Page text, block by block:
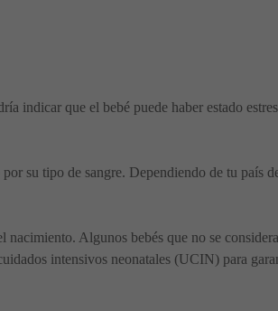
indicar que el bebé puede haber estado
su tipo de sangre. Dependiendo de tu país
nacimiento. Algunos bebés que no se
intensivos neonatales (UCIN) para